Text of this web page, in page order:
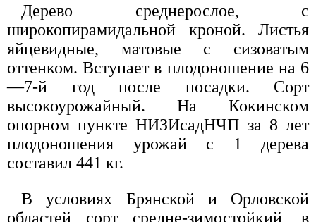
Дерево среднерослое, с
широкопирамидальной кроной. Листья
яйцевидные, матовые с сизоватым
оттенком. Вступает в плодоношение на 6
—7-й год после посадки. Сорт
высокоурожайный. На Кокинском
опорном пункте НИЗИсадНЧП за 8 лет
плодоношения урожай с 1 дерева
составил 441 кг.
В условиях Брянской и Орловской
областей сорт средне-зимостойкий, в